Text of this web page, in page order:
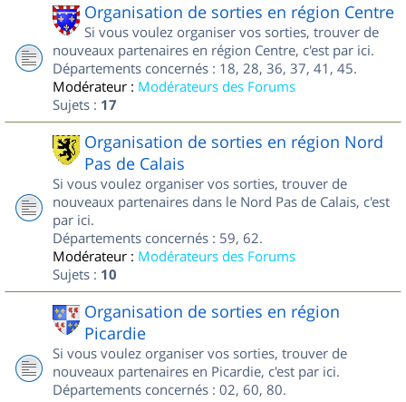
Organisation de sorties en région Centre
Si vous voulez organiser vos sorties, trouver de
nouveaux partenaires en région Centre, c'est par ici.
Départements concernés : 18, 28, 36, 37, 41, 45.
Modérateur : Modérateurs des Forums
Sujets : 17
Organisation de sorties en région Nord
Pas de Calais
Si vous voulez organiser vos sorties, trouver de
nouveaux partenaires dans le Nord Pas de Calais, c'est
par ici.
Départements concernés : 59, 62.
Modérateur : Modérateurs des Forums
Sujets : 10
Organisation de sorties en région
Picardie
Si vous voulez organiser vos sorties, trouver de
nouveaux partenaires en Picardie, c'est par ici.
Départements concernés : 02, 60, 80.